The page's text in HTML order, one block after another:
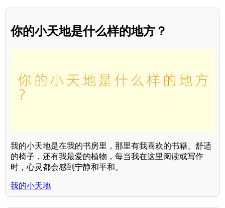
你的小天地是什么样的地方？
我的小天地是在我的书房里，那里有我喜欢的书籍、舒适
的椅子，还有我最爱的植物，每当我在这里阅读或写作
时，心灵都会感到宁静和平和。
我的小天地